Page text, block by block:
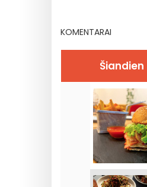
KOMENTARAI
Šiandien